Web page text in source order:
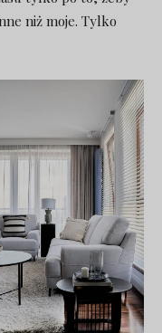
niż moje. Tylko